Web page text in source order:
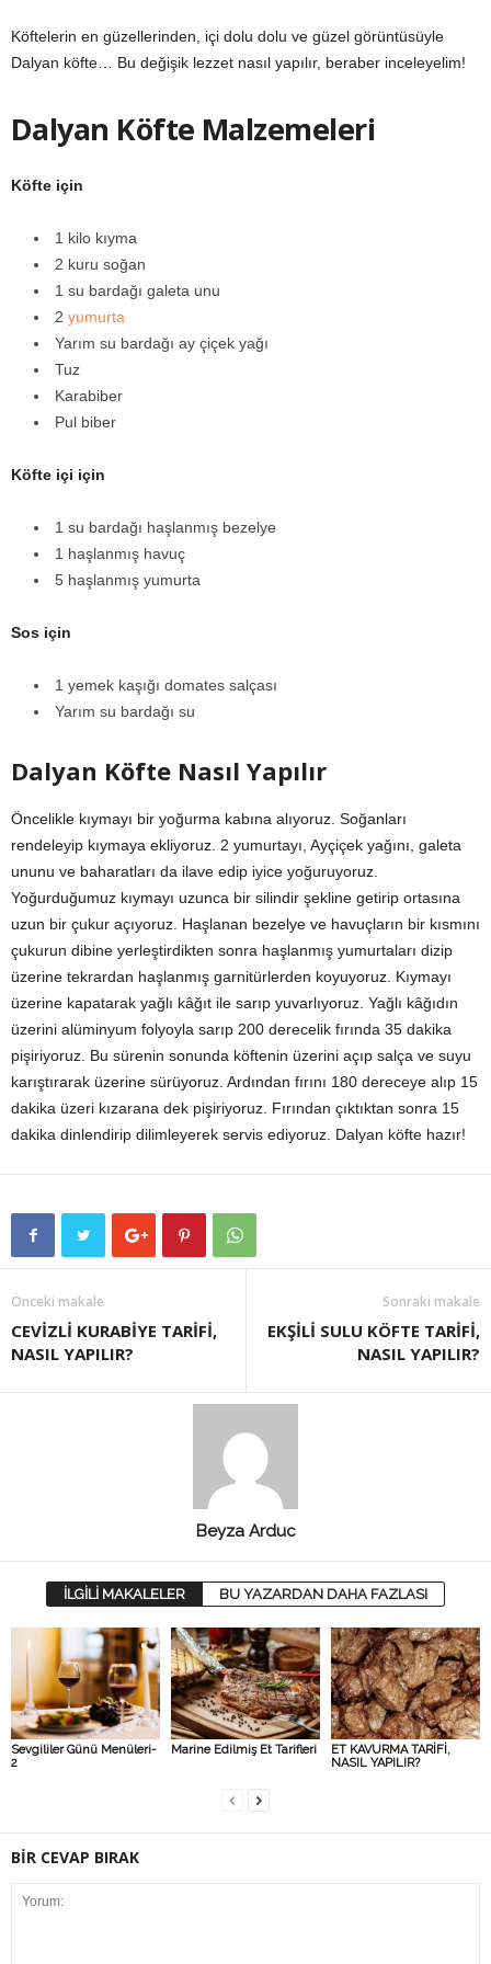
Köftelerin en güzellerinden, içi dolu dolu ve güzel görüntüsüyle
Dalyan köfte… Bu değişik lezzet nasıl yapılır, beraber inceleyelim!
Dalyan Köfte Malzemeleri
Köfte için
1 kilo kıyma
2 kuru soğan
1 su bardağı galeta unu
2 yumurta
Yarım su bardağı ay çiçek yağı
Tuz
Karabiber
Pul biber
Köfte içi için
1 su bardağı haşlanmış bezelye
1 haşlanmış havuç
5 haşlanmış yumurta
Sos için
1 yemek kaşığı domates salçası
Yarım su bardağı su
Dalyan Köfte Nasıl Yapılır
Öncelikle kıymayı bir yoğurma kabına alıyoruz. Soğanları
rendeleyip kıymaya ekliyoruz. 2 yumurtayı, Ayçiçek yağını, galeta
ununu ve baharatları da ilave edip iyice yoğuruyoruz.
Yoğurduğumuz kıymayı uzunca bir silindir şekline getirip ortasına
uzun bir çukur açıyoruz. Haşlanan bezelye ve havuçların bir kısmını
çukurun dibine yerleştirdikten sonra haşlanmış yumurtaları dizip
üzerine tekrardan haşlanmış garnitürlerden koyuyoruz. Kıymayı
üzerine kapatarak yağlı kâğıt ile sarıp yuvarlıyoruz. Yağlı kâğıdın
üzerini alüminyum folyoyla sarıp 200 derecelik fırında 35 dakika
pişiriyoruz. Bu sürenin sonunda köftenin üzerini açıp salça ve suyu
karıştırarak üzerine sürüyoruz. Ardından fırını 180 dereceye alıp 15
dakika üzeri kızarana dek pişiriyoruz. Fırından çıktıktan sonra 15
dakika dinlendirip dilimleyerek servis ediyoruz. Dalyan köfte hazır!
Önceki makale
CEVİZLİ KURABİYE TARİFİ,
NASIL YAPILIR?
Sonraki makale
EKŞİLİ SULU KÖFTE TARİFİ,
NASIL YAPILIR?
Beyza Arduc
İLGİLİ MAKALELER BU YAZARDAN DAHA FAZLASI
Sevgililer Günü Menüleri-
2
Marine Edilmiş Et Tarifleri
ET KAVURMA TARİFİ,
NASIL YAPILIR?
BİR CEVAP BIRAK